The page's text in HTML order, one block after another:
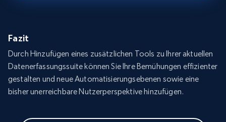
Fazit
Durch Hinzufügen eines zusätzlichen Tools zu Ihrer aktuellen
Datenerfassungssuite können Sie Ihre Bemühungen effizienter
gestalten und neue Automatisierungsebenen sowie eine
bisher unerreichbare Nutzerperspektive hinzufügen.